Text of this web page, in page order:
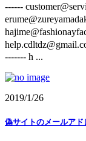
------
------- h ...
2019/1/26
偽サイトのメールアド